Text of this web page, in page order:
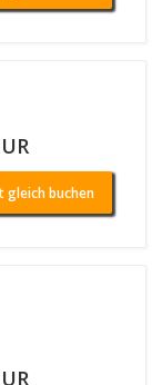
gleich buchen